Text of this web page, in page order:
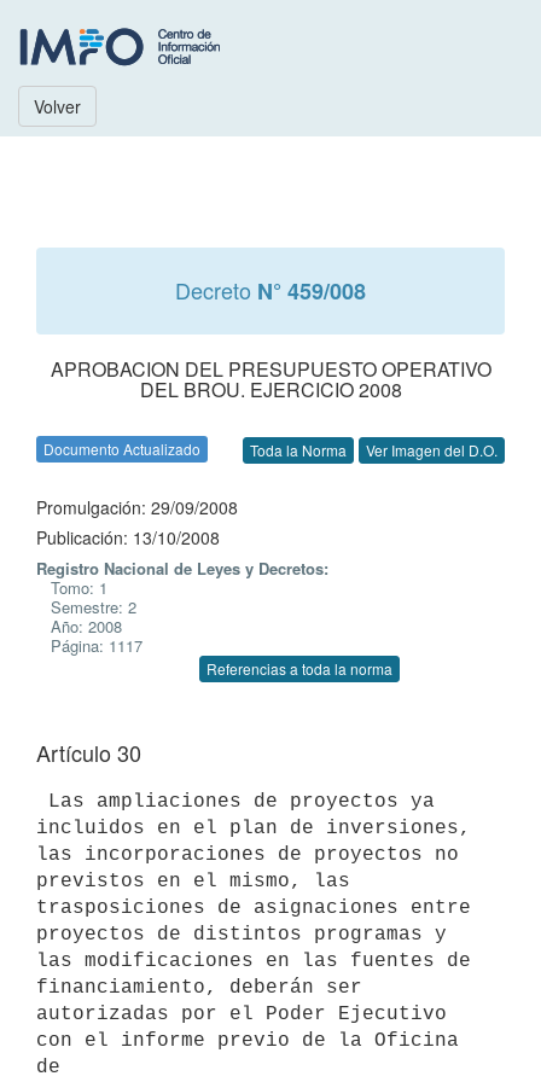
Volver
Decreto N° 459/008
APROBACION DEL PRESUPUESTO OPERATIVO
DEL BROU. EJERCICIO 2008
Documento Actualizado Toda la Norma Ver Imagen del D.O.
Promulgación: 29/09/2008
Publicación: 13/10/2008
Registro Nacional de Leyes y Decretos:
Tomo: 1
Semestre: 2
Año: 2008
Página: 1117
Referencias a toda la norma
Artículo 30
incluidos en el plan de inversiones,
las incorporaciones de proyectos no
previstos en el mismo, las
trasposiciones de asignaciones entre
proyectos de distintos programas y
las modificaciones en las fuentes de
financiamiento, deberán ser
autorizadas por el Poder Ejecutivo
con el informe previo de la Oficina
de